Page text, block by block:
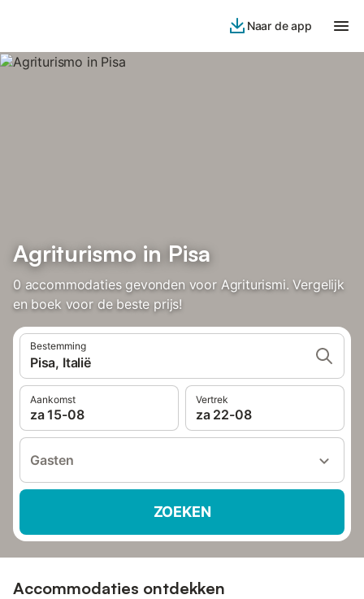
Naar de app
Agriturismo in Pisa
0 accommodaties gevonden voor Agriturismi. Vergelijk
en boek voor de beste prijs!
Bestemming
Pisa, Italië
Aankomst
za 15-08
Vertrek
za 22-08
Gasten
ZOEKEN
Accommodaties ontdekken